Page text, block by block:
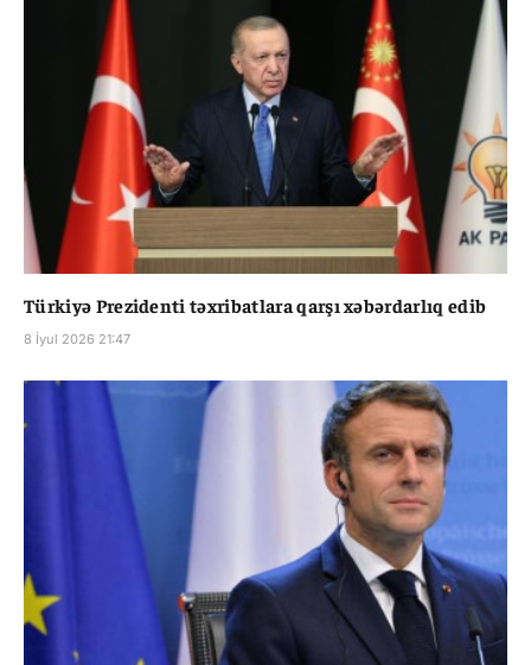
Türkiyə Prezidenti təxribatlara qarşı xəbərdarlıq edib
8 İyul 2026 21:47